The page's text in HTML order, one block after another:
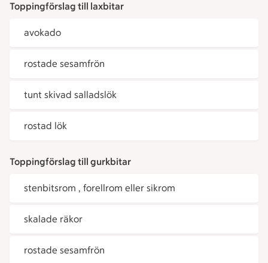
Toppingförslag till laxbitar
avokado
rostade sesamfrön
tunt skivad salladslök
rostad lök
Toppingförslag till gurkbitar
stenbitsrom , forellrom eller sikrom
skalade räkor
rostade sesamfrön